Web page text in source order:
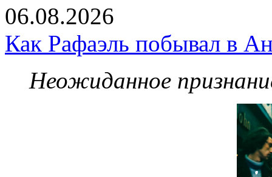
06.08.2026
Как Рафаэль побывал в
Неожиданное